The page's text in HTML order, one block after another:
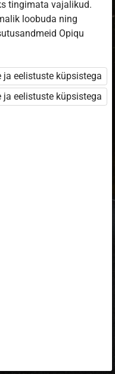
Stuudium
HarID
tingimata vajalikud.
loobuda ning
Opiqu
eelistuste küpsistega
eelistuste küpsistega